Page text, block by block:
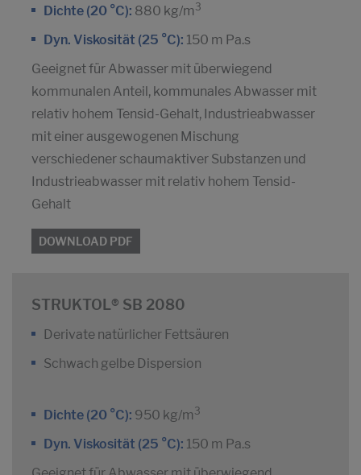
Dichte (20 °C): 880 kg/m 3
Dyn. Viskosität (25 °C): 150 m Pa.s
Geeignet für Abwasser mit überwiegend
kommunalen Anteil, kommunales Abwasser mit
relativ hohem Tensid-Gehalt, Industrieabwasser
mit einer ausgewogenen Mischung
verschiedener schaumaktiver Substanzen und
Industrieabwasser mit relativ hohem Tensid-
Gehalt
DOWNLOAD PDF
STRUKTOL® SB 2080
Derivate natürlicher Fettsäuren
Schwach gelbe Dispersion
Dichte (20 °C): 950 kg/m 3
Dyn. Viskosität (25 °C): 150 m Pa.s